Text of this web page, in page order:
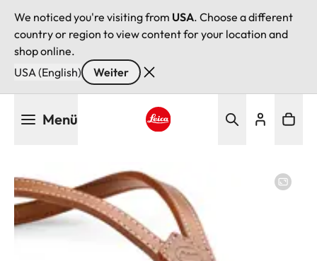
We noticed you're visiting from USA. Choose a different
country or region to view content for your location and
shop online.
USA (English)
Weiter
Menü